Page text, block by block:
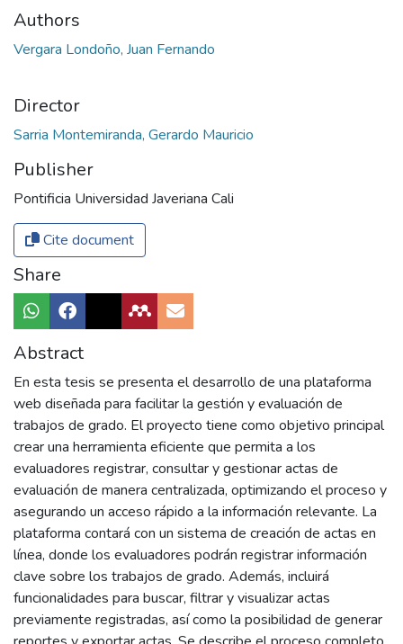
Authors
Vergara Londoño, Juan Fernando
Director
Sarria Montemiranda, Gerardo Mauricio
Publisher
Pontificia Universidad Javeriana Cali
Cite document
Share
Abstract
En esta tesis se presenta el desarrollo de una plataforma
web diseñada para facilitar la gestión y evaluación de
trabajos de grado. El proyecto tiene como objetivo principal
crear una herramienta eficiente que permita a los
evaluadores registrar, consultar y gestionar actas de
evaluación de manera centralizada, optimizando el proceso y
asegurando un acceso rápido a la información relevante. La
plataforma contará con un sistema de creación de actas en
línea, donde los evaluadores podrán registrar información
clave sobre los trabajos de grado. Además, incluirá
funcionalidades para buscar, filtrar y visualizar actas
previamente registradas, así como la posibilidad de generar